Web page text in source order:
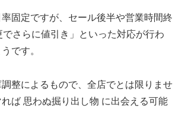
固定ですが、セール後半や営業時間終
さらに値引き」といった対応が行わ
です。
整によるもので、全店でとは限りませ
ば 思わぬ掘り出し物 に出会える可能